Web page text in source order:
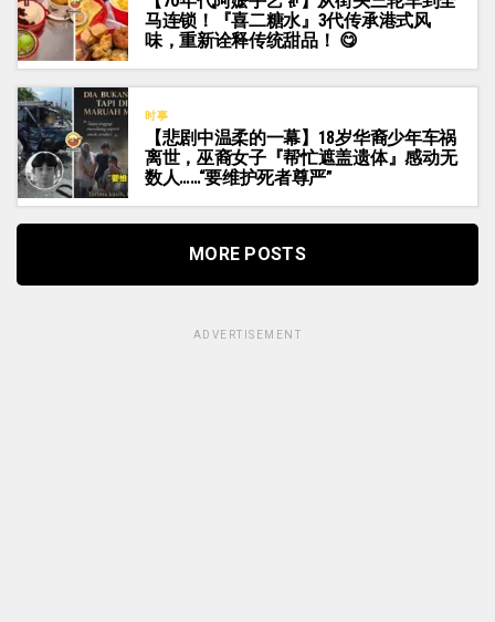
马连锁！『喜二糖水』3代传承港式风
味，重新诠释传统甜品！ 😋
时事
【悲剧中温柔的一幕】18岁华裔少年车祸
离世，巫裔女子『帮忙遮盖遗体』感动无
数人……“要维护死者尊严”
MORE POSTS
ADVERTISEMENT